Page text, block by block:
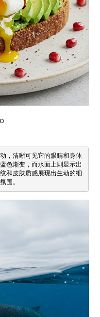
，清晰可见它的眼睛和身体
色渐变，而水面上则显示出
和皮肤质感展现出生动的细
围。